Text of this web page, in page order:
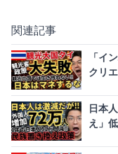
関連記事
「イ
クリ
日本
え」